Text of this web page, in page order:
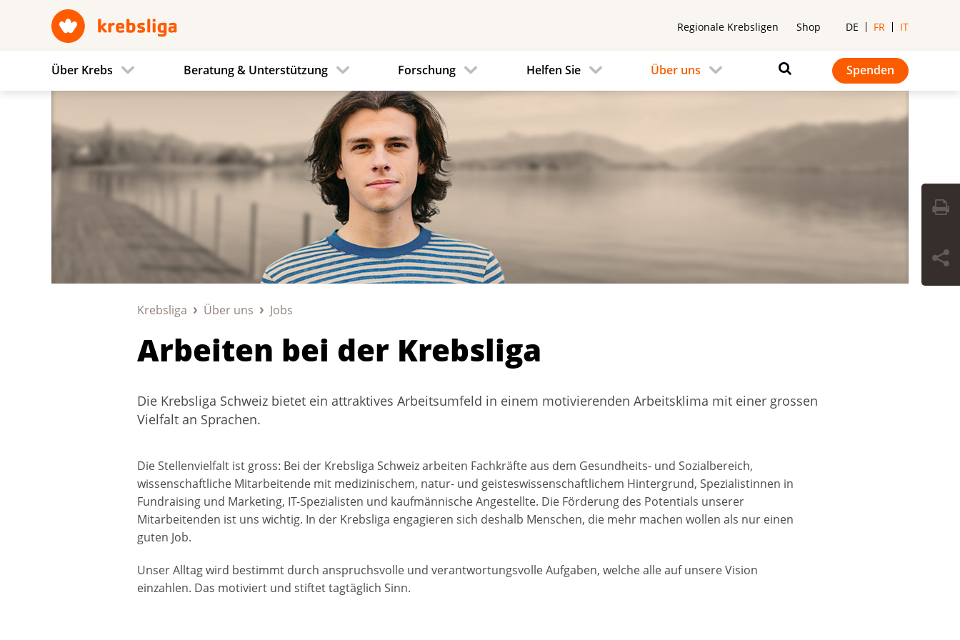
Regionale Krebsligen Shop DE FR IT
Über Krebs Beratung & Unterstützung Forschung Helfen Sie Über uns Spenden
Krebsliga Über uns Jobs
Arbeiten bei der Krebsliga
Die Krebsliga Schweiz bietet ein attraktives Arbeitsumfeld in einem motivierenden Arbeitsklima mit einer grossen
Vielfalt an Sprachen.
Die Stellenvielfalt ist gross: Bei der Krebsliga Schweiz arbeiten Fachkräfte aus dem Gesundheits- und Sozialbereich,
wissenschaftliche Mitarbeitende mit medizinischem, natur- und geisteswissenschaftlichem Hintergrund, Spezialistinnen in
Fundraising und Marketing, IT-Spezialisten und kaufmännische Angestellte. Die Förderung des Potentials unserer
Mitarbeitenden ist uns wichtig. In der Krebsliga engagieren sich deshalb Menschen, die mehr machen wollen als nur einen
guten Job.
Unser Alltag wird bestimmt durch anspruchsvolle und verantwortungsvolle Aufgaben, welche alle auf unsere Vision
einzahlen. Das motiviert und stiftet tagtäglich Sinn.